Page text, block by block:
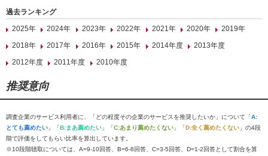
過去ランキング
2025年
2024年 2023年 2022年 2021年 2020年
2019年
2018年
2017年 2016年 2015年 2014年度
2013年度
2012年度
2011年度 2010年度
推奨意向
調査企業のサービス利用者に、「どの程度その企業のサービスを推奨したいか」について「A:
とても薦めたい 」「B:まあ薦めたい 」「C:あまり薦めたくない 」「D:全く薦めたくない 」の4段
階で評価をしてもらい比率を算出しています。
※10段階聴取については、A=9-10回答、B=6-8回答、C=3-5回答、D=1-2回答として割合を算